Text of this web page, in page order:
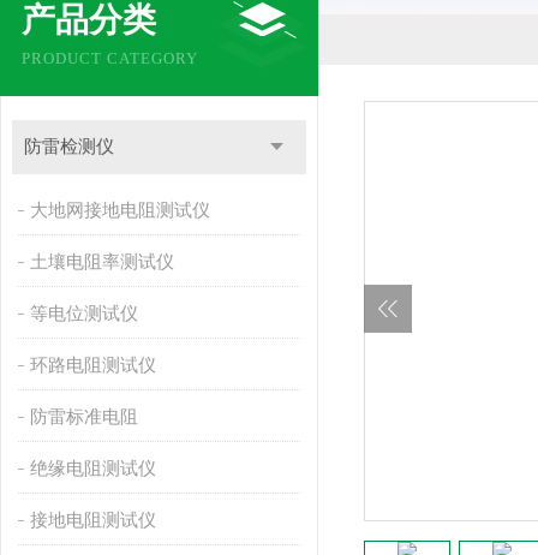
产品分类
PRODUCT CATEGORY
防雷检测仪
大地网接地电阻测试仪
土壤电阻率测试仪
等电位测试仪
环路电阻测试仪
防雷标准电阻
绝缘电阻测试仪
接地电阻测试仪